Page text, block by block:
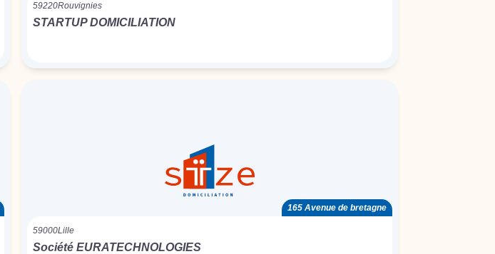
59220Rouvignies
STARTUP DOMICILIATION
165 Avenue de bretagne
59000Lille
Société EURATECHNOLOGIES